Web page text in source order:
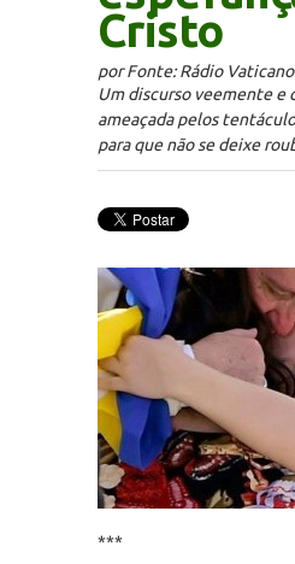
Cristo
por Fonte: Rádio Vaticano
Um discurso veemente e
ameaçada pelos
para que não se deixe
***